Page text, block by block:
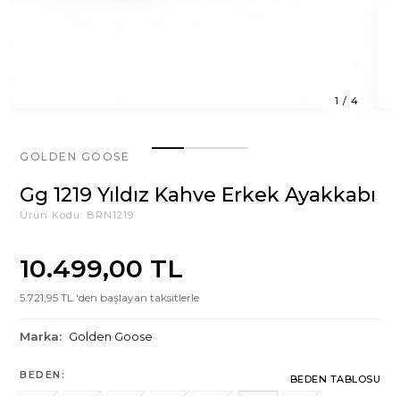
1 / 4
GOLDEN GOOSE
Gg 1219 Yıldız Kahve Erkek Ayakkabı
Ürün Kodu: BRN1219
10.499,00 TL
5.721,95 TL 'den başlayan taksitlerle
Marka: Golden Goose
BEDEN: BEDEN TABLOSU